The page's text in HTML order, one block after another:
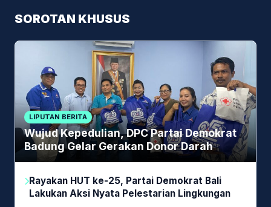
SOROTAN KHUSUS
LIPUTAN BERITA
Wujud Kepedulian, DPC Partai Demokrat
Badung Gelar Gerakan Donor Darah
Rayakan HUT ke-25, Partai Demokrat Bali
Lakukan Aksi Nyata Pelestarian Lingkungan